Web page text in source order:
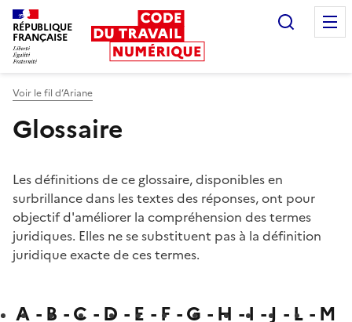
RÉPUBLIQUE
FRANÇAISE
Voir le fil d’Ariane
Glossaire
Les définitions de ce glossaire, disponibles en
surbrillance dans les textes des réponses, ont pour
objectif d'améliorer la compréhension des termes
juridiques. Elles ne se substituent pas à la définition
juridique exacte de ces termes.
A - B -C - D - E - F -G - H -I -J - L - M